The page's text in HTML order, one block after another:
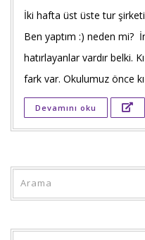
İki hafta üst üste tur şirketi
Ben yaptım :) neden mi?
hatırlayanlar vardır belki.
fark var. Okulumuz önce
Devamını oku